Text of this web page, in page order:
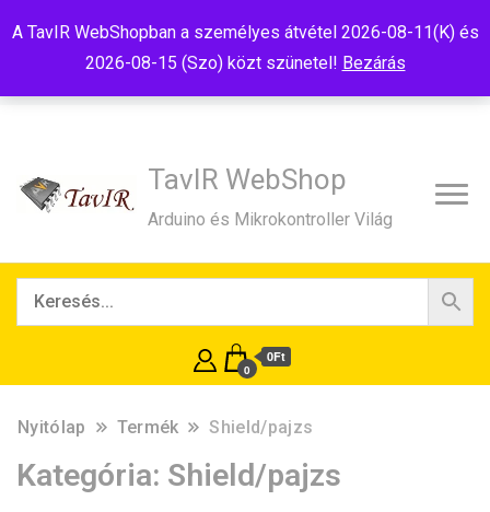
A TavIR WebShopban a személyes átvétel 2026-08-11(K) és
2026-08-15 (Szo) közt szünetel! Bezárás
TavIR WebShop
Arduino és Mikrokontroller Világ
0
0Ft
Nyitólap Termék Shield/pajzs
Kategória: Shield/pajzs